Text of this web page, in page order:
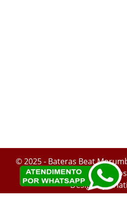
© 2025 - Bateras Beat
reservados
Design by